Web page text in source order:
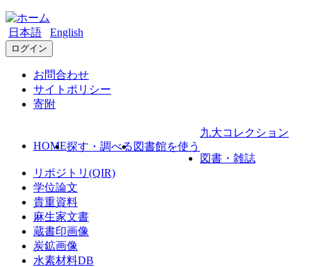
日本語 English
ログイン
お問合わせ
サイトポリシー
寄附
HOME探す・調べる 図書館を使う
九大コレクション
図書・雑誌
リポジトリ(QIR)
学位論文
貴重資料
麻生家文書
蔵書印画像
炭鉱画像
水素材料DB